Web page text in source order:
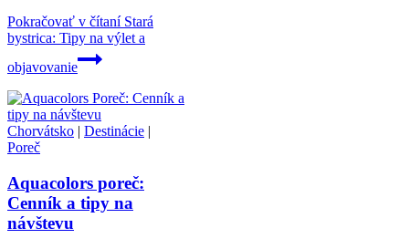
Pokračovať v čítaníStará
bystrica: Tipy na výlet a
objavovanie
Chorvátsko | Destinácie |
Poreč
Aquacolors poreč:
Cenník a tipy na
návštevu